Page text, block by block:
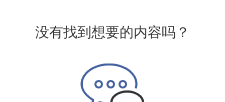
没有找到想要的内容吗？